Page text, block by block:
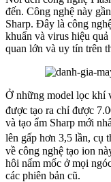
đến. Công nghệ này
Sharp. Đây là công
khuẩn và virus hiệu
quan lớn và uy tín trên
Ở những model lọc khí
được tạo ra chỉ được
và tạo ẩm Sharp mới
lên gấp hơn 3,5 lần, cụ
về công nghệ tạo ion
hôi nấm mốc ở mọi
các phiên bản cũ.